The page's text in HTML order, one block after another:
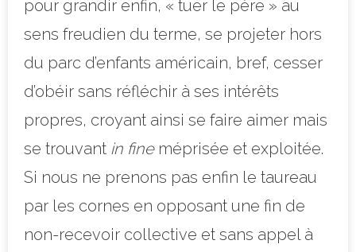
pour grandir enfin, « tuer le père » au
sens freudien du terme, se projeter hors
du parc d’enfants américain, bref, cesser
d’obéir sans réfléchir à ses intérêts
propres, croyant ainsi se faire aimer mais
se trouvant in fineméprisée et exploitée.
Si nous ne prenons pas enfin le taureau
par les cornes en opposant une fin de
non-recevoir collective et sans appel à